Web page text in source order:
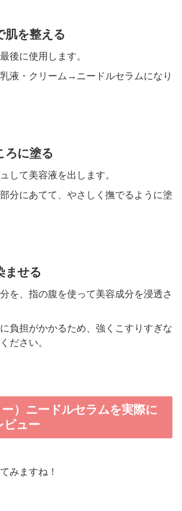
肌を整える
後に使用します。
液・クリーム→ニードルセラムになり
ろに塗る
して美容液を出します。
分にあてて、やさしく撫でるように塗
ませる
を、指の腹を使って美容成分を浸透さ
負担がかかるため、強くこすりすぎな
ださい。
）ニードルセラムを実際に
ビュー
みますね！